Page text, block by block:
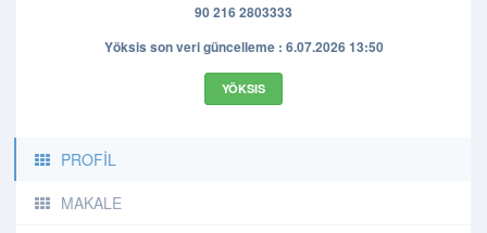
90 216 2803333
Yöksis son veri güncelleme : 6.07.2026 13:50
YÖKSIS
PROFİL
MAKALE